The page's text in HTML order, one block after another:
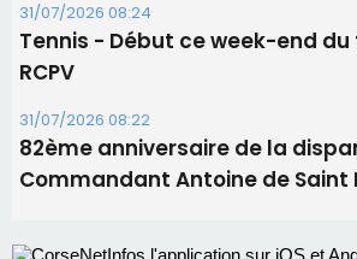
31/07/2026 08:24
Tennis - Début ce week-end du
RCPV
31/07/2026 08:22
82ème anniversaire de la
Commandant Antoine de Saint